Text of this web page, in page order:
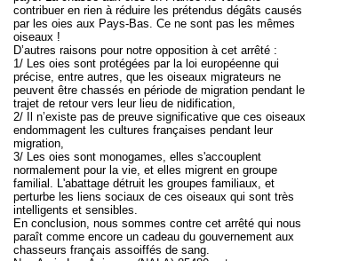
contribuer en rien à réduire les prétendus dégâts causés
par les oies aux Pays-Bas. Ce ne sont pas les mêmes
oiseaux !
D’autres raisons pour notre opposition à cet arrêté :
1/ Les oies sont protégées par la loi européenne qui
précise, entre autres, que les oiseaux migrateurs ne
peuvent être chassés en période de migration pendant le
trajet de retour vers leur lieu de nidification,
2/ Il n’existe pas de preuve significative que ces oiseaux
endommagent les cultures françaises pendant leur
migration,
3/ Les oies sont monogames, elles s'accouplent
normalement pour la vie, et elles migrent en groupe
familial. L'abattage détruit les groupes familiaux, et
perturbe les liens sociaux de ces oiseaux qui sont très
intelligents et sensibles.
En conclusion, nous sommes contre cet arrêté qui nous
paraît comme encore un cadeau du gouvernement aux
chasseurs français assoiffés de sang.